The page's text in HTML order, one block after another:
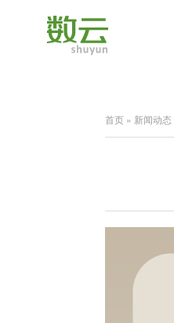
首页 » 新闻动态